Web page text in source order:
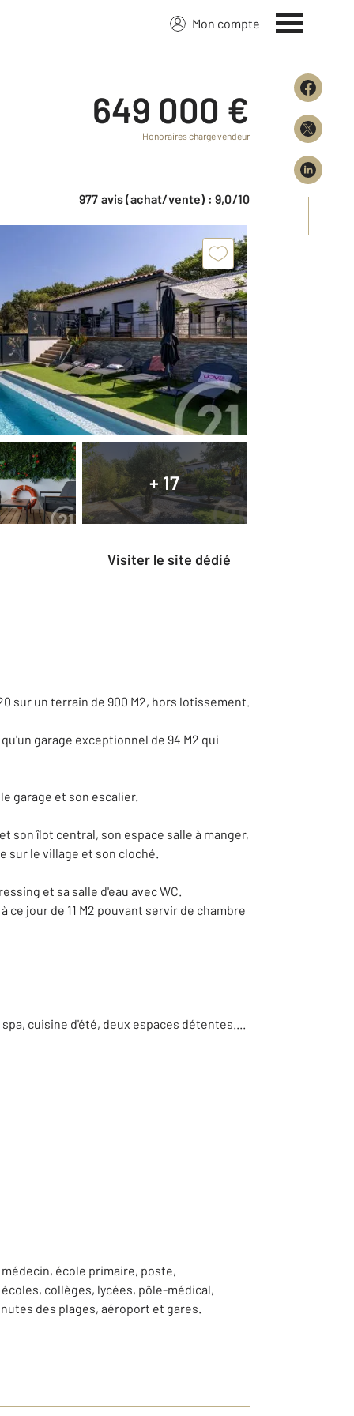
Mon compte
649 000 €
Honoraires charge vendeur
977 avis (achat/vente) : 9,0/10
+ 17
Visiter le site dédié
sur un terrain de 900 M2, hors lotissement.
garage exceptionnel de 94 M2 qui
garage et son escalier.
son îlot central, son espace salle à manger,
sur le village et son cloché.
et sa salle d'eau avec WC.
jour de 11 M2 pouvant servir de chambre
cuisine d'été, deux espaces détentes....
école primaire, poste,
collèges, lycées, pôle-médical,
des plages, aéroport et gares.